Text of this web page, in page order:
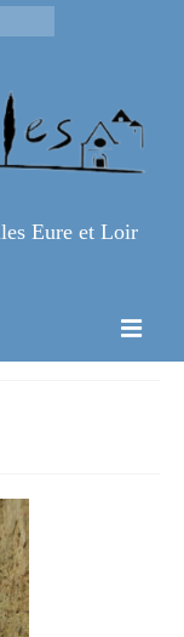
Eure et Loir